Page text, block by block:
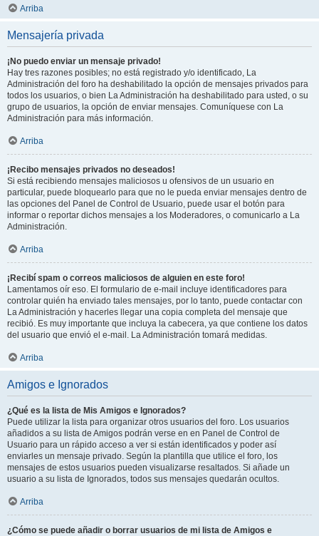
Arriba
Mensajería privada
¡No puedo enviar un mensaje privado!
Hay tres razones posibles; no está registrado y/o identificado, La
Administración del foro ha deshabilitado la opción de mensajes privados para
todos los usuarios, o bien La Administración ha deshabilitado para usted, o su
grupo de usuarios, la opción de enviar mensajes. Comuníquese con La
Administración para más información.
Arriba
¡Recibo mensajes privados no deseados!
Si está recibiendo mensajes maliciosos u ofensivos de un usuario en
particular, puede bloquearlo para que no le pueda enviar mensajes dentro de
las opciones del Panel de Control de Usuario, puede usar el botón para
informar o reportar dichos mensajes a los Moderadores, o comunicarlo a La
Administración.
Arriba
¡Recibí spam o correos maliciosos de alguien en este foro!
Lamentamos oír eso. El formulario de e-mail incluye identificadores para
controlar quién ha enviado tales mensajes, por lo tanto, puede contactar con
La Administración y hacerles llegar una copia completa del mensaje que
recibió. Es muy importante que incluya la cabecera, ya que contiene los datos
del usuario que envió el e-mail. La Administración tomará medidas.
Arriba
Amigos e Ignorados
¿Qué es la lista de Mis Amigos e Ignorados?
Puede utilizar la lista para organizar otros usuarios del foro. Los usuarios
añadidos a su lista de Amigos podrán verse en en Panel de Control de
Usuario para un rápido acceso a ver si están identificados y poder así
enviarles un mensaje privado. Según la plantilla que utilice el foro, los
mensajes de estos usuarios pueden visualizarse resaltados. Si añade un
usuario a su lista de Ignorados, todos sus mensajes quedarán ocultos.
Arriba
¿Cómo se puede añadir o borrar usuarios de mi lista de Amigos e